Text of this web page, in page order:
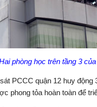
phòng học trên tầng 3
PCCC quận 12 huy
phong tỏa hoàn toàn để